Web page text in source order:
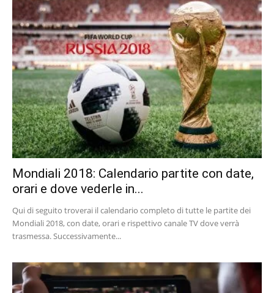
Mondiali 2018: Calendario partite con date,
orari e dove vederle in...
Qui di seguito troverai il calendario completo di tutte le partite dei
Mondiali 2018, con date, orari e rispettivo canale TV dove verrà
trasmessa. Successivamente...